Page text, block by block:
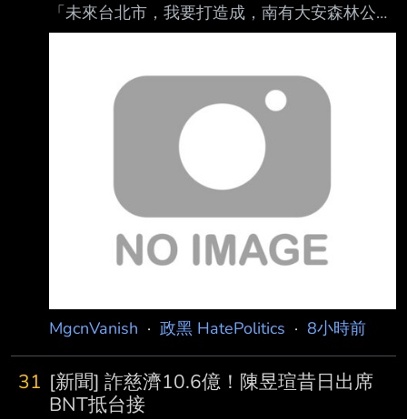
「未來台北市，我要打造成，南有大安森林公
園，北有榮星花園!」 沈伯洋，人家要蓋花園跟
建議你蓋一個台北101不然打不贏喔 --
MgcnVanish · 政黑 HatePolitics · 8小時前
31 [新聞] 詐慈濟10.6億！陳昱瑄昔日出席
BNT抵台接